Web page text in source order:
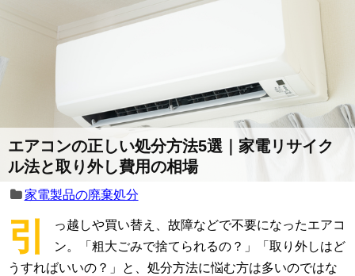
エアコンの正しい処分方法5選｜家電リサイク
ル法と取り外し費用の相場
家電製品の廃棄処分
引
っ越しや買い替え、故障などで不要になったエアコ
ン。「粗大ごみで捨てられるの？」「取り外しはど
うすればいいの？」と、処分方法に悩む方は多いのではな